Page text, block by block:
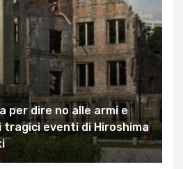
per dire no alle armi e
tragici eventi di Hiroshima